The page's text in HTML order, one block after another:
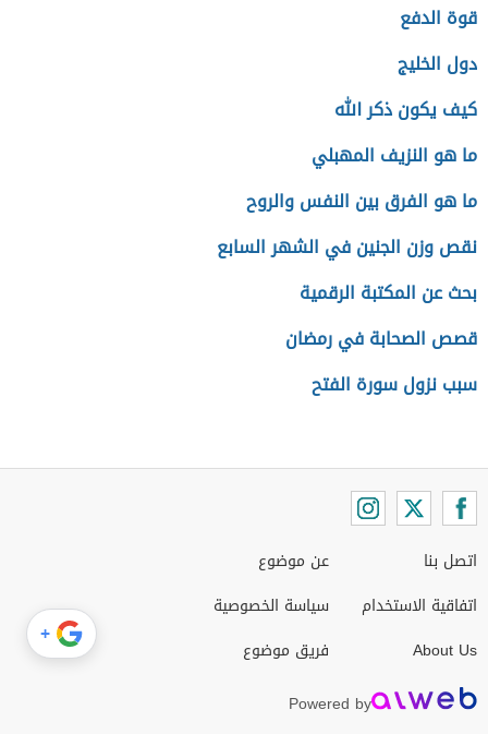
قوة الدفع
دول الخليج
كيف يكون ذكر الله
ما هو النزيف المهبلي
ما هو الفرق بين النفس والروح
نقص وزن الجنين في الشهر السابع
بحث عن المكتبة الرقمية
قصص الصحابة في رمضان
سبب نزول سورة الفتح
اتصل بنا
اتفاقية الاستخدام
About Us
عن موضوع
سياسة الخصوصية
فريق موضوع
Powered by
+